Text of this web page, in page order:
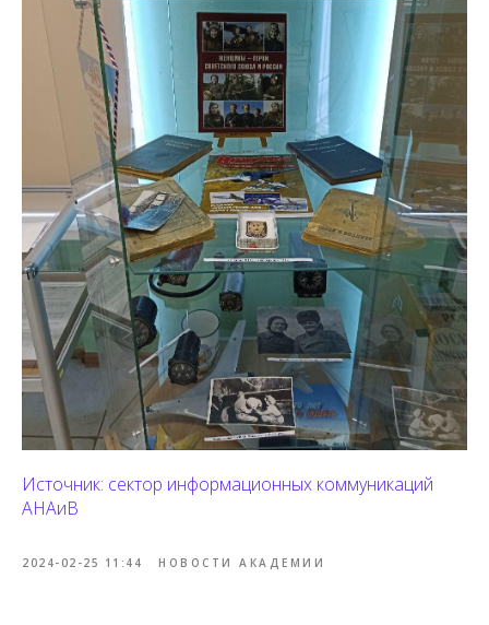
Источник: сектор информационных коммуникаций
АНАиВ
2024-02-25 11:44 НОВОСТИ АКАДЕМИИ